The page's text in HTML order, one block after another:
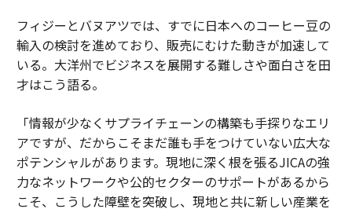
フィジーとバヌアツでは、すでに日本へのコーヒー豆の
輸入の検討を進めており、販売にむけた動きが加速して
いる。大洋州でビジネスを展開する難しさや面白さを田
才はこう語る。
「情報が少なくサプライチェーンの構築も手探りなエリ
アですが、だからこそまだ誰も手をつけていない広大な
ポテンシャルがあります。現地に深く根を張るJICAの強
力なネットワークや公的セクターのサポートがあるから
こそ、こうした障壁を突破し、現地と共に新しい産業を